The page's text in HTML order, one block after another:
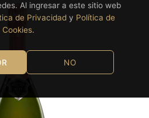
Al ingresar a este sitio web
de Privacidady Política de
Cookies.
NO